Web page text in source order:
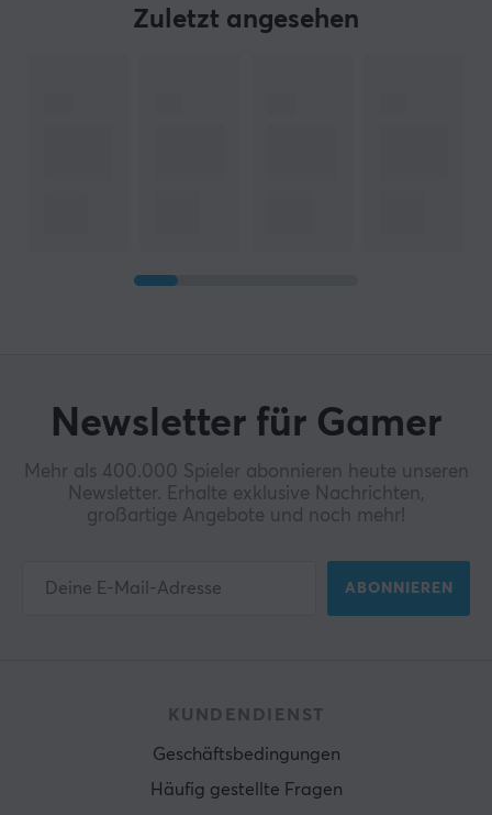
Zuletzt angesehen
Newsletter für Gamer
Mehr als 400.000 Spieler abonnieren heute unseren
Newsletter. Erhalte exklusive Nachrichten,
großartige Angebote und noch mehr!
ABONNIEREN
KUNDENDIENST
Geschäftsbedingungen
Häufig gestellte Fragen